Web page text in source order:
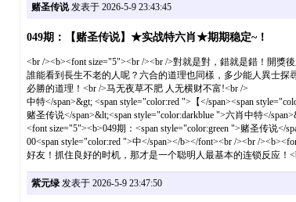
赌圣传说发表于 2026-5-9 23:43:45
049期：【赌圣传说】★实战特六肖★期期稳定~！
<br /><b><font size="5"><br /><br />對就是對，錯就是錯！開
誰能看到長生不老的人呢？六合的道理也同樣，多少能人異士
必勝的道理！<br />马无夜草不肥 人无横财不富!<br /> -----本
中特</span>&gt; <span style="color:red ">【</span><span
赌圣传说</span>&lt;<span style="color:darkblue ">六肖中特</
<font size="5"><b>049期：<span style="color:green ">赌圣传说</
00<span style="color:red ">中</span></b></font><br /><br /
好友！抓住良好的时机，那才是一个聪明人最基本的连锁反应！
紫元绿发表于 2026-5-9 23:47:50